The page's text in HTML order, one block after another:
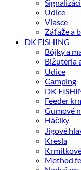
Udice
Vlasce
Záťaže a
DK FISHING
Bójky a
Bižutéria
Udice
Camping
DK
Feeder
Gumové
Háčiky
Jigové
Kresla
Method